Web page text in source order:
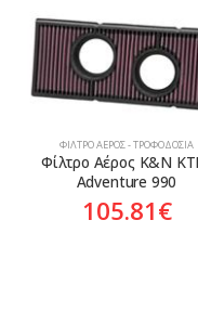
ΦΊΛΤΡΟ ΑΈΡΟΣ - ΤΡΟΦΟΔΟΣΊΑ
Φίλτρο Αέρος K&N
Adventure 990
105.81€